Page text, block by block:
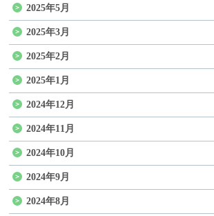
2025年5月
2025年3月
2025年2月
2025年1月
2024年12月
2024年11月
2024年10月
2024年9月
2024年8月